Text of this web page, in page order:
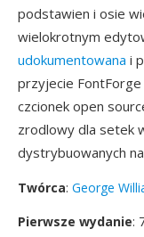
podstawien i osie
wielokrotnym
udokumentowana i
przyjecie
czcionek open
zrodlowy dla setek
dystrybuowanych
Twórca: George
Pierwsze wydanie: